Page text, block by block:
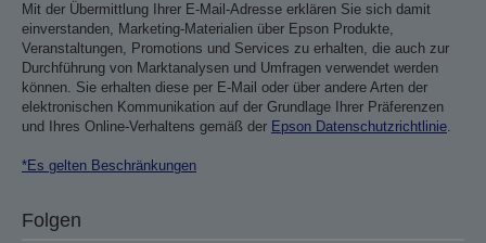
Mit der Übermittlung Ihrer E-Mail-Adresse erklären Sie sich damit
einverstanden, Marketing-Materialien über Epson Produkte,
Veranstaltungen, Promotions und Services zu erhalten, die auch zur
Durchführung von Marktanalysen und Umfragen verwendet werden
können. Sie erhalten diese per E-Mail oder über andere Arten der
elektronischen Kommunikation auf der Grundlage Ihrer Präferenzen
und Ihres Online-Verhaltens gemäß der Epson Datenschutzrichtlinie.
*Es gelten Beschränkungen
Folgen